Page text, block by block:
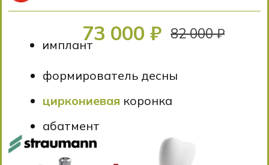
стоимости услуг баллами
Подробнее о бонусной
программе